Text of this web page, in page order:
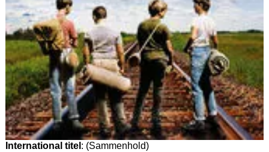
International titel : (Sammenhold)